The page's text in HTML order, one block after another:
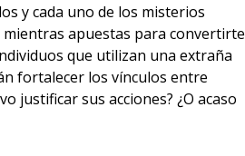
y cada uno de los misterios
apuestas para convertirte
que utilizan una extraña
fortalecer los vínculos entre
justificar sus acciones? ¿O acaso